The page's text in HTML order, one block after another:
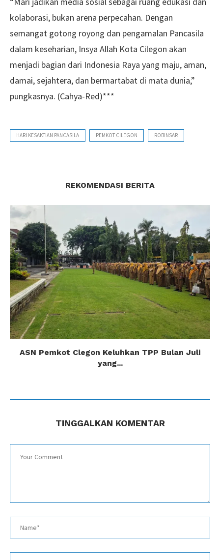
kolaborasi, bukan arena perpecahan. Dengan
semangat gotong royong dan pengamalan Pancasila
dalam keseharian, Insya Allah Kota Cilegon akan
menjadi bagian dari Indonesia Raya yang maju, aman,
damai, sejahtera, dan bermartabat di mata dunia,”
pungkasnya. (Cahya-Red)***
HARI KESAKTIAN PANCASILA PEMKOT CILEGON ROBINSAR
REKOMENDASI BERITA
ASN Pemkot Clegon Keluhkan TPP Bulan Juli
yang...
TINGGALKAN KOMENTAR